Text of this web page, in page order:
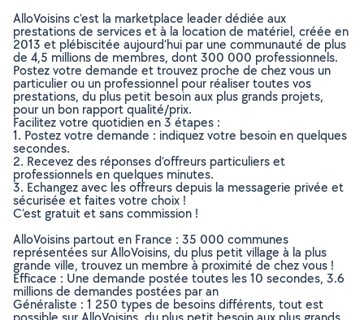
AlloVoisins c’est la marketplace leader dédiée aux
prestations de services et à la location de matériel, créée en
2013 et plébiscitée aujourd’hui par une communauté de plus
de 4,5 millions de membres, dont 300 000 professionnels.
Postez votre demande et trouvez proche de chez vous un
particulier ou un professionnel pour réaliser toutes vos
prestations, du plus petit besoin aux plus grands projets,
pour un bon rapport qualité/prix.
Facilitez votre quotidien en 3 étapes :
1. Postez votre demande : indiquez votre besoin en quelques
secondes.
2. Recevez des réponses d’offreurs particuliers et
professionnels en quelques minutes.
3. Echangez avec les offreurs depuis la messagerie privée et
sécurisée et faites votre choix !
C’est gratuit et sans commission !
AlloVoisins partout en France : 35 000 communes
représentées sur AlloVoisins, du plus petit village à la plus
grande ville, trouvez un membre à proximité de chez vous !
Efficace : Une demande postée toutes les 10 secondes, 3.6
millions de demandes postées par an
Généraliste : 1 250 types de besoins différents, tout est